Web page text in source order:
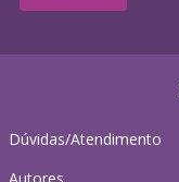
Dúvidas/Atendimento